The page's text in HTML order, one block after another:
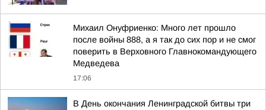
Михаил Онуфриенко: Много лет прошло
после войны 888, а я так до сих пор и не смог
поверить в Верховного Главнокомандующего
Медведева
17:06
В День окончания Ленинградской битвы три